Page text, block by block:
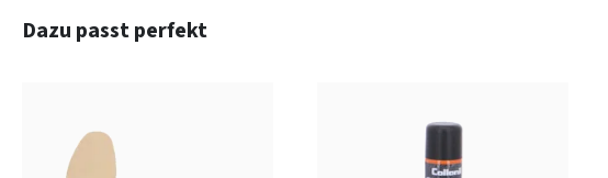
Produktgalerie überspringen
Dazu passt perfekt